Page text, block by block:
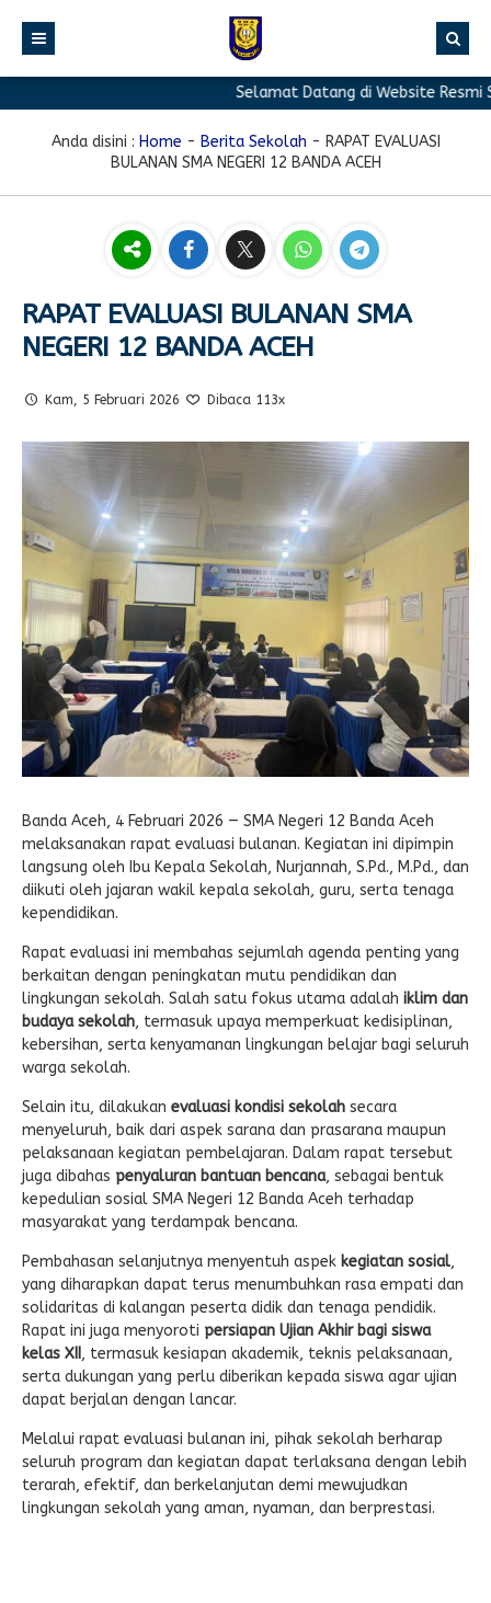
PROFIL
Akreditasi
Struktur Organisasi
Berita Sekolah
Artikel
Blog Guru
Ekstrakurikuler
Pramuka
Design Grafis
Ekonomi Kreatif
FASILITAS
GALERI
TAUTAN
E-LEARNING
ABSENSI
Absensi Guru
Selamat Datang di Website Resmi
Anda disini : Home - Berita Sekolah - RAPAT EVALUASI
BULANAN SMA NEGERI 12 BANDA ACEH
RAPAT EVALUASI BULANAN SMA
NEGERI 12 BANDA ACEH
Kam, 5 Februari 2026 Dibaca 113x
Banda Aceh, 4 Februari 2026 — SMA Negeri 12 Banda Aceh
melaksanakan rapat evaluasi bulanan. Kegiatan ini dipimpin
langsung oleh Ibu Kepala Sekolah, Nurjannah, S.Pd., M.Pd., dan
diikuti oleh jajaran wakil kepala sekolah, guru, serta tenaga
kependidikan.
Rapat evaluasi ini membahas sejumlah agenda penting yang
berkaitan dengan peningkatan mutu pendidikan dan
lingkungan sekolah. Salah satu fokus utama adalah iklim dan
budaya sekolah, termasuk upaya memperkuat kedisiplinan,
kebersihan, serta kenyamanan lingkungan belajar bagi seluruh
warga sekolah.
Selain itu, dilakukan evaluasi kondisi sekolah secara
menyeluruh, baik dari aspek sarana dan prasarana maupun
pelaksanaan kegiatan pembelajaran. Dalam rapat tersebut
juga dibahas penyaluran bantuan bencana, sebagai bentuk
kepedulian sosial SMA Negeri 12 Banda Aceh terhadap
masyarakat yang terdampak bencana.
Pembahasan selanjutnya menyentuh aspek kegiatan sosial,
yang diharapkan dapat terus menumbuhkan rasa empati dan
solidaritas di kalangan peserta didik dan tenaga pendidik.
Rapat ini juga menyoroti persiapan Ujian Akhir bagi siswa
kelas XII , termasuk kesiapan akademik, teknis pelaksanaan,
serta dukungan yang perlu diberikan kepada siswa agar ujian
dapat berjalan dengan lancar.
Melalui rapat evaluasi bulanan ini, pihak sekolah berharap
seluruh program dan kegiatan dapat terlaksana dengan lebih
terarah, efektif, dan berkelanjutan demi mewujudkan
lingkungan sekolah yang aman, nyaman, dan berprestasi.